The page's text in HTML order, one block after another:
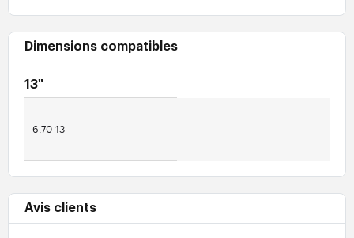
Dimensions compatibles
13"
6.70-13
Avis clients